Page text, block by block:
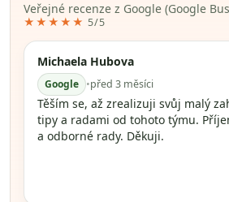
Veřejné recenze z Google (Google
★★★★★ 5/5
Michaela Hubova
Google •před 3 měsíci
Těším se, až zrealizuji svůj malý
tipy a radami od tohoto týmu.
a odborné rady. Děkuji.